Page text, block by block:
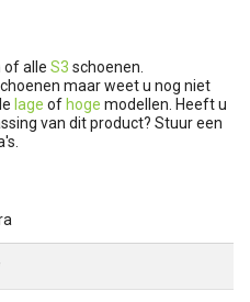
of alle S3 schoenen.
maar weet u nog niet
lage of hoge modellen. Heeft u
van dit product? Stuur een